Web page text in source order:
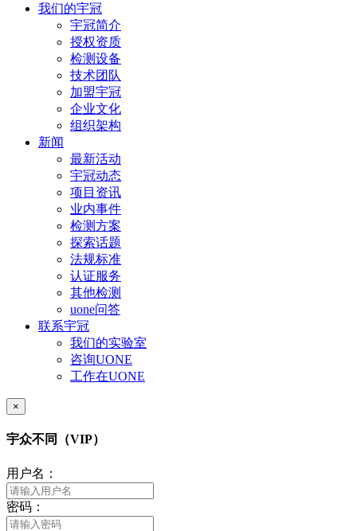
我们的宇冠
宇冠简介
授权资质
检测设备
技术团队
加盟宇冠
企业文化
组织架构
新闻
最新活动
宇冠动态
项目资讯
业内事件
检测方案
探索话题
法规标准
认证服务
其他检测
uone问答
联系宇冠
我们的实验室
咨询UONE
工作在UONE
×
宇众不同（VIP）
用户名：
密码：